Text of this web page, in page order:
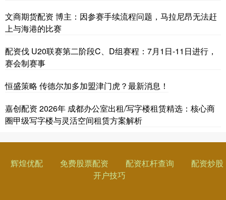
文商期货配资 博主：因参赛手续流程问题，马拉尼昂无法赶
上与海港的比赛
配资伐 U20联赛第二阶段C、D组赛程：7月1日-11日进行，
赛会制赛事
恒盛策略 传德尔加多加盟津门虎？最新消息！
嘉创配资 2026年 成都办公室出租/写字楼租赁精选：核心商
圈甲级写字楼与灵活空间租赁方案解析
辉煌优配 免费股票配资 配资杠杆查询
配资炒股
开户技巧